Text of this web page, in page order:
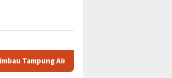
Pemkab Karimun minta warga tidak